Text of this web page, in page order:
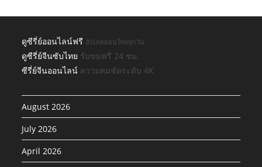
ดูซีรี่ย์ออนไลน์ฟรี อัปเดตตอนใหม่ทุกวัน
ดูซีรี่ย์จีนซับไทย รับชมฟรี 24 ชม.
ซีรี่ย์จีนออนไลน์ ความคมชัดระดับ 4K
August 2026
July 2026
April 2026